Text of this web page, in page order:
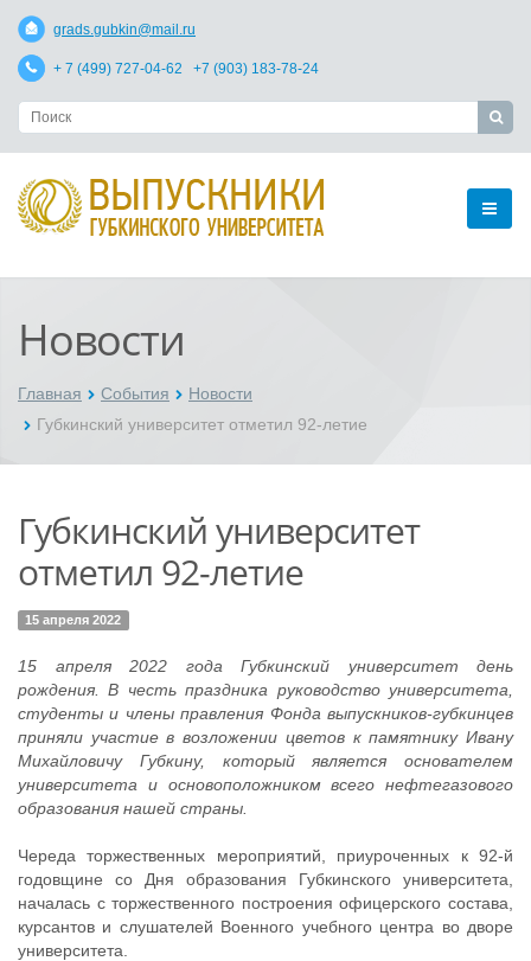
grads.gubkin@mail.ru
+ 7 (499) 727-04-62 +7 (903) 183-78-24
Новости
Главная События
Новости
Губкинский университет отметил 92-летие
Губкинский университет
отметил 92-летие
15 апреля 2022
15 апреля 2022 года Губкинский университет день
рождения. В честь праздника руководство университета,
студенты и члены правления Фонда выпускников-губкинцев
приняли участие в возложении цветов к памятнику Ивану
Михайловичу Губкину, который является основателем
университета и основоположником всего нефтегазового
образования нашей страны.
Череда торжественных мероприятий, приуроченных к 92-й
годовщине со Дня образования Губкинского университета,
началась с торжественного построения офицерского состава,
курсантов и слушателей Военного учебного центра во дворе
университета.